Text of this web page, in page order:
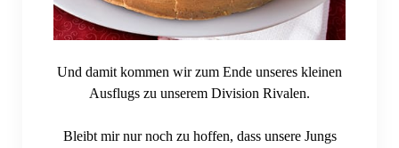
Und damit kommen wir zum Ende unseres kleinen
Ausflugs zu unserem Division Rivalen.
Bleibt mir nur noch zu hoffen, dass unsere Jungs